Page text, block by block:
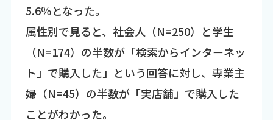
5.6％となった。
属性別で見ると、社会人（N=250）と学生
（N=174）の半数が「検索からインターネッ
ト」で購入した」という回答に対し、専業主
婦（N=45）の半数が「実店舗」で購入した
ことがわかった。